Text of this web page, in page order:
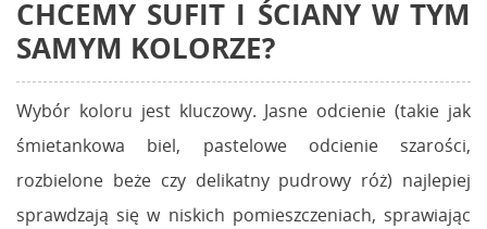
CHCEMY SUFIT I ŚCIANY W TYM
SAMYM KOLORZE?
Wybór koloru jest kluczowy. Jasne odcienie (takie jak
śmietankowa biel, pastelowe odcienie szarości,
rozbielone beże czy delikatny pudrowy róż) najlepiej
sprawdzają się w niskich pomieszczeniach, sprawiając